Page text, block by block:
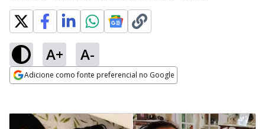
A+ A-
Adicione como fonte preferencial no Google